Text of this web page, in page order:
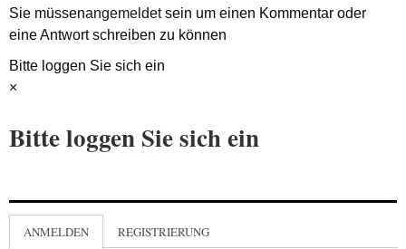
Sie müssenangemeldetsein um einen Kommentar oder
eine Antwort schreiben zu können
Bitte loggen Sie sich ein
×
Bitte loggen Sie sich ein
ANMELDEN REGISTRIERUNG